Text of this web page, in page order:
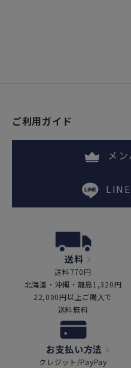
ご利用ガイド
メ
送料
送料770円
北海道・沖縄・離島1,320円
22,000円以上ご購入で
送料無料
お支払い方法
クレジット/PayPay